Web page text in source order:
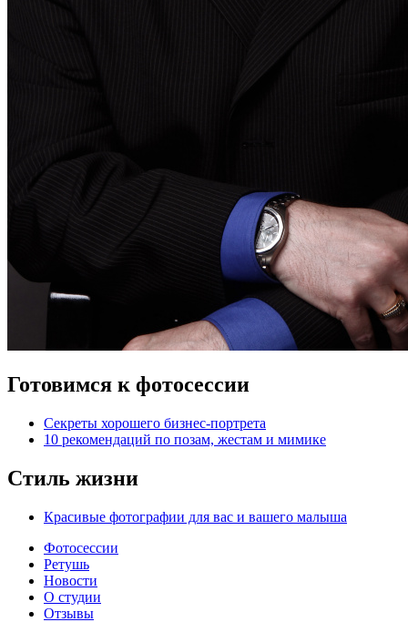
Готовимся к фотосессии
Секреты хорошего бизнес-портрета
10 рекомендаций по позам, жестам и мимике
Стиль жизни
Красивые фотографии для вас и вашего малыша
Фотосессии
Ретушь
Новости
О студии
Отзывы